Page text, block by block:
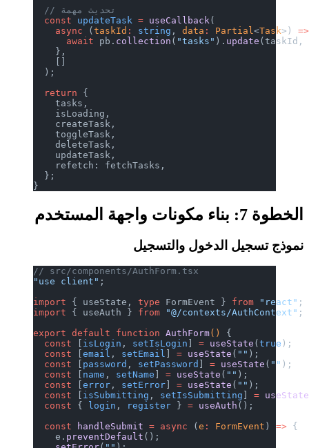
  // تحديث مهمة
  const
updateTask = useCallback
    async
(taskId string , data Partial<Task >)
      await
pb.collection ("tasks" ).update
    },
  );
  return
{
    tasks,
    isLoading,
    createTask,
    toggleTask,
    deleteTask,
    updateTask,
    refetch: fetchTasks,
  };
الخطوة 7: بناء مكونات واجهة المستخدم
نموذج تسجيل الدخول والتسجيل
// src/components/AuthForm.tsx
"use client"
import { useState, type FormEvent } from "react"
import { useAuth } from "@/contexts/AuthContext"
export default function AuthForm ()
  const
[isLogin , setIsLogin ] useState ( true );
  const
[email , setEmail ] useState ( "" );
  const
[password , setPassword ] useState ( "" );
  const
[name , setName ] useState ( "" );
  const
[ error , setError ] useState ( "" );
  const
[isSubmitting , setIsSubmitting ]
  const
{ login , register } useAuth ();
  const
handleSubmit = async ( e FormEvent ) => {
    e.
preventDefault ();